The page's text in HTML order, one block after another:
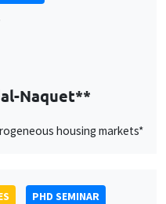
Naquet**
housing markets*
PHD SEMINAR